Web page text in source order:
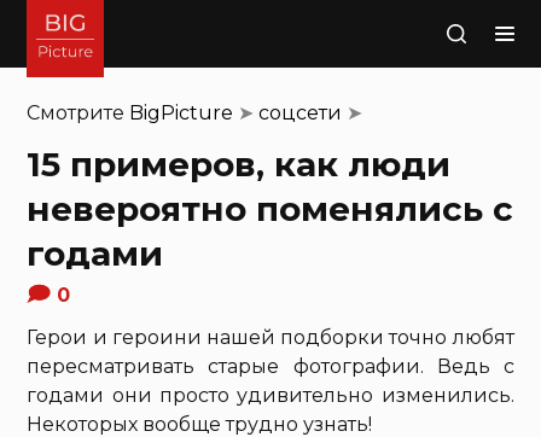
Поиск
Смотрите BigPicture ➤соцсети ➤
15 примеров, как люди
невероятно поменялись с
годами
0
Герои и героини нашей подборки точно любят
пересматривать старые фотографии. Ведь с
годами они просто удивительно изменились.
Некоторых вообще трудно узнать!